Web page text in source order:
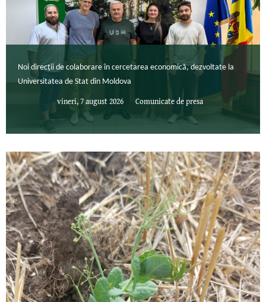
Noi direcții de colaborare în cercetarea economică, dezvoltate la
Universitatea de Stat din Moldova
vineri, 7 august 2026 Comunicate de presa